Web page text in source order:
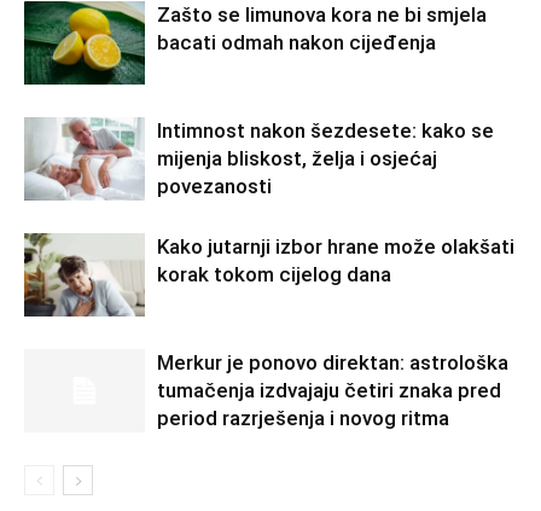
Zašto se limunova kora ne bi smjela
bacati odmah nakon cijeđenja
Intimnost nakon šezdesete: kako se
mijenja bliskost, želja i osjećaj
povezanosti
Kako jutarnji izbor hrane može olakšati
korak tokom cijelog dana
Merkur je ponovo direktan: astrološka
tumačenja izdvajaju četiri znaka pred
period razrješenja i novog ritma